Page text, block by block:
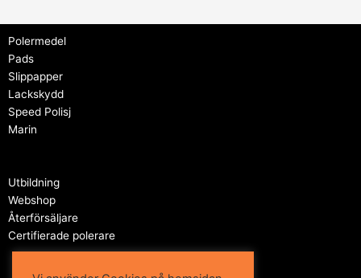
Polermedel
Pads
Slippapper
Lackskydd
Speed Polisj
Marin
Utbildning
Webshop
Återförsäljare
Certifierade polerare